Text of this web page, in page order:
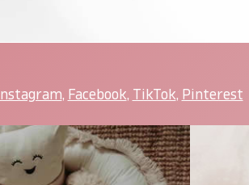
Instagram, Facebook, TikTok, Pinterest